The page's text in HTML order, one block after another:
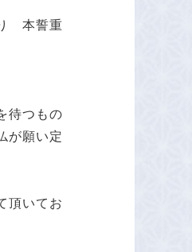
本誓重
待つもの
が願い定
頂いてお